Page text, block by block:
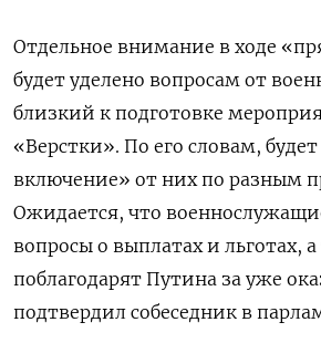
Отдельное внимание в ходе
будет уделено вопросам от
близкий к подготовке
«Верстки». По его словам,
включение» от них по разным
Ожидается, что
вопросы о выплатах и льготах,
поблагодарят Путина за уже
подтвердил собеседник в